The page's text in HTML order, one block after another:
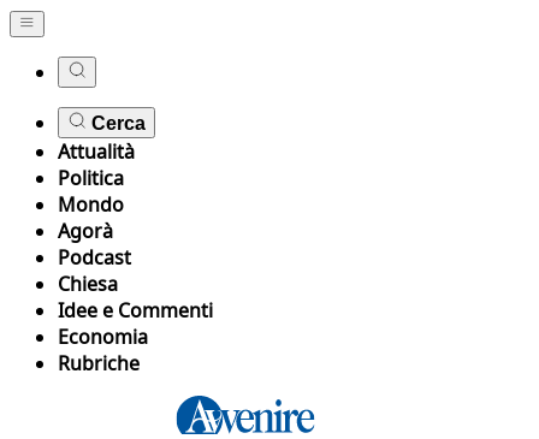
Cerca
Attualità
Politica
Mondo
Agorà
Podcast
Chiesa
Idee e Commenti
Economia
Rubriche